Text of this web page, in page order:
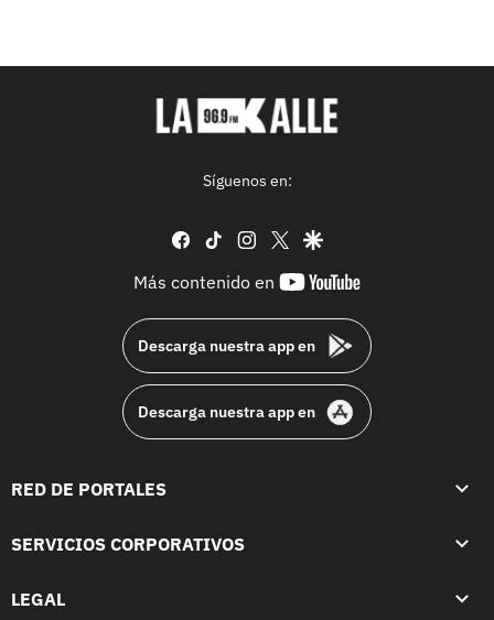
Síguenos en:
facebook
tiktok instagram
twittergoogle
Más contenido en
youtube-
Descarga nuestra app en
Descarga nuestra app en
RED DE PORTALES
SERVICIOS CORPORATIVOS
LEGAL